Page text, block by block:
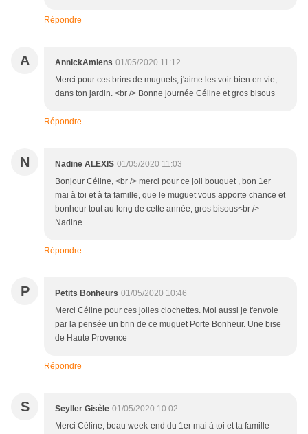
Répondre
A AnnickAmiens 01/05/2020 11:12
Merci pour ces brins de muguets, j'aime les voir bien en vie,
dans ton jardin. <br /> Bonne journée Céline et gros bisous
Répondre
N Nadine ALEXIS 01/05/2020 11:03
Bonjour Céline, <br /> merci pour ce joli bouquet , bon 1er
mai à toi et à ta famille, que le muguet vous apporte chance et
bonheur tout au long de cette année, gros bisous<br />
Nadine
Répondre
P Petits Bonheurs 01/05/2020 10:46
Merci Céline pour ces jolies clochettes. Moi aussi je t'envoie
par la pensée un brin de ce muguet Porte Bonheur. Une bise
de Haute Provence
Répondre
S Seyller Gisèle 01/05/2020 10:02
Merci Céline, beau week-end du 1er mai à toi et ta famille